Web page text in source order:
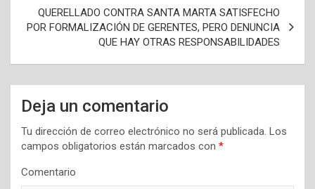
QUERELLADO CONTRA SANTA MARTA SATISFECHO
POR FORMALIZACIÓN DE GERENTES, PERO DENUNCIA
QUE HAY OTRAS RESPONSABILIDADES
Deja un comentario
Tu dirección de correo electrónico no será publicada. Los
campos obligatorios están marcados con *
Comentario